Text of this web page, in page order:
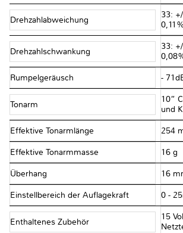
Drehzahlabweichung
33:
Drehzahlschwankung
33:
Rumpelgeräusch -
Tonarm
10”
und
Effektive Tonarmlänge 254
Effektive Tonarmmasse 16 g
Überhang 16
Einstellbereich der Auflagekraft 0 -
Enthaltenes Zubehör
15